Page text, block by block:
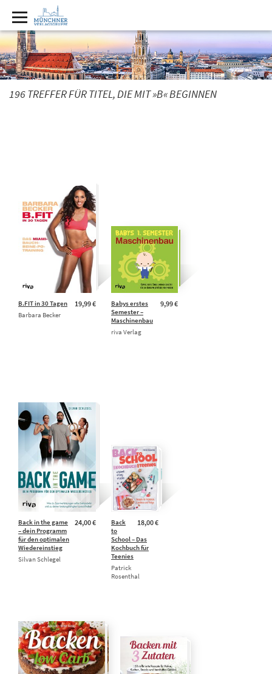
196 TREFFER FÜR TITEL, DIE MIT »B« BEGINNEN
19,99 €
B.FIT in 30 Tagen
Barbara Becker
9,99 €
Babys erstes
Semester –
Maschinenbau
riva Verlag
24,00 €
Back in the game
– dein Programm
für den optimalen
Wiedereinstieg
Silvan Schlegel
18,00 €
Back
to
School – Das
Kochbuch für
Teenies
Patrick
Rosenthal